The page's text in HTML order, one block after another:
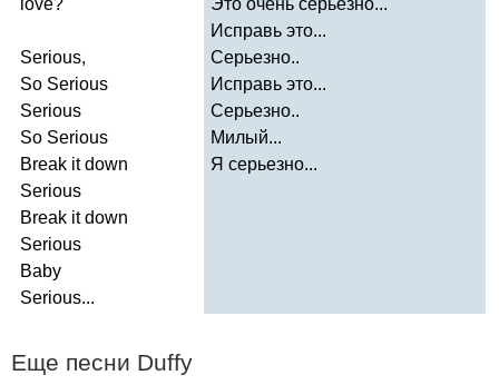
Serious,
So Serious
Serious
So Serious
Break it down
Serious
Break it down
Serious
Baby
Serious...
Исправь это...
Серьезно..
Исправь это...
Серьезно..
Милый...
Я серьезно...
Еще песни Duffy